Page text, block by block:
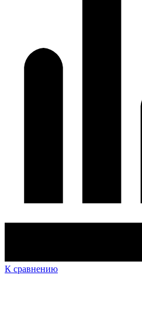
К сравнению